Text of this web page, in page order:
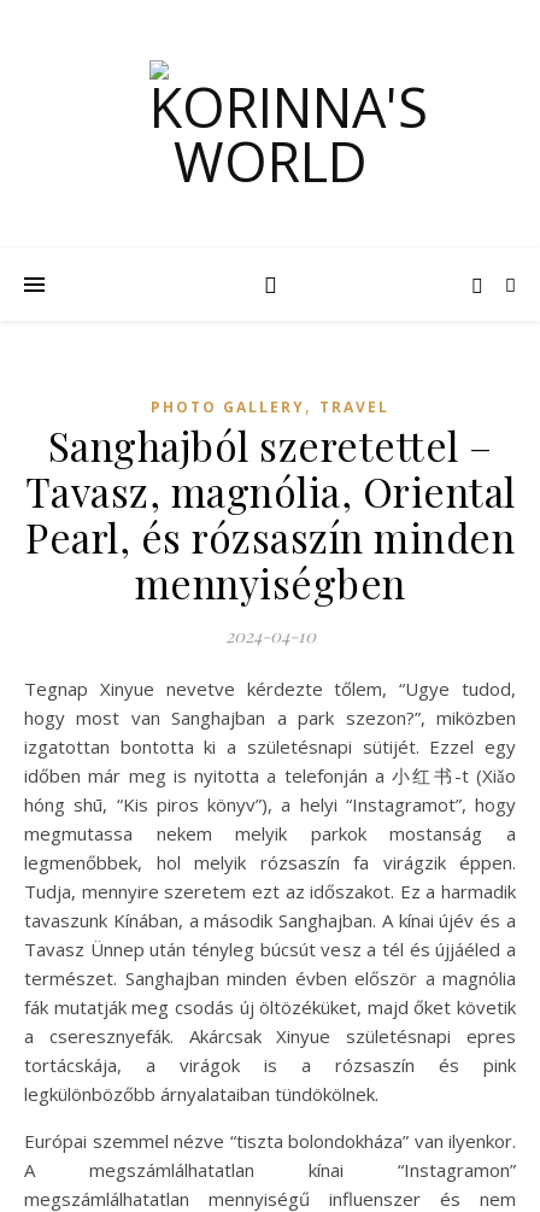
PHOTO GALLERY, TRAVEL
Sanghajból szeretettel –
Tavasz, magnólia, Oriental
Pearl, és rózsaszín minden
mennyiségben
2024-04-10
Tegnap Xinyue nevetve kérdezte tőlem, “Ugye tudod,
hogy most van Sanghajban a park szezon?”, miközben
izgatottan bontotta ki a születésnapi sütijét. Ezzel egy
időben már meg is nyitotta a telefonján a 小红书-t (Xiǎo
hóng shū, “Kis piros könyv”), a helyi “Instagramot”, hogy
megmutassa nekem melyik parkok mostanság a
legmenőbbek, hol melyik rózsaszín fa virágzik éppen.
Tudja, mennyire szeretem ezt az időszakot. Ez a harmadik
tavaszunk Kínában, a második Sanghajban. A kínai újév és a
Tavasz Ünnep után tényleg búcsút vesz a tél és újjáéled a
természet. Sanghajban minden évben először a magnólia
fák mutatják meg csodás új öltözéküket, majd őket követik
a cseresznyefák. Akárcsak Xinyue születésnapi epres
tortácskája, a virágok is a rózsaszín és pink
legkülönbözőbb árnyalataiban tündökölnek.
Európai szemmel nézve “tiszta bolondokháza” van ilyenkor.
A megszámlálhatatlan kínai “Instagramon”
megszámlálhatatlan mennyiségű influenszer és nem